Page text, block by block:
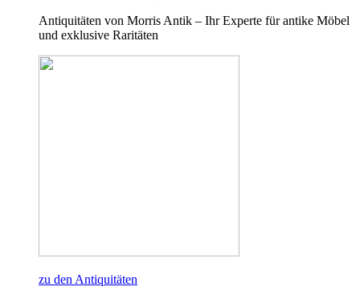
Antiquitäten von Morris Antik – Ihr Experte für antike Möbel
und exklusive Raritäten
zu den Antiquitäten